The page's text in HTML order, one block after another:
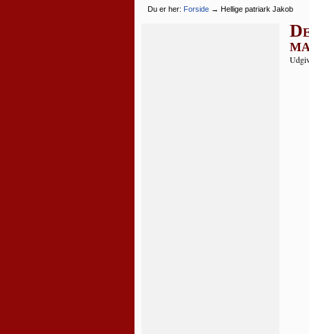
Du er her: Forside→ Hellige patriark Jakob